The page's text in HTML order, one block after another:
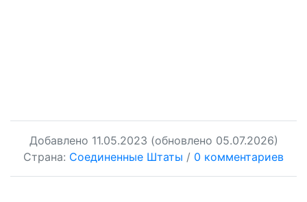
Добавлено 11.05.2023 (обновлено 05.07.2026)
Страна: Соединенные Штаты / 0 комментариев